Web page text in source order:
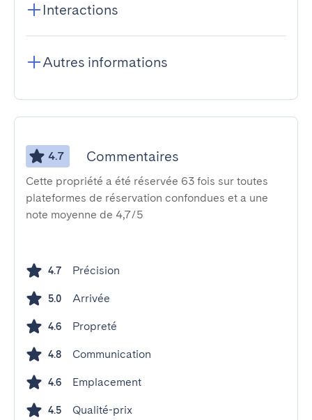
Interactions
Autres informations
4.7 Commentaires
Cette propriété a été réservée 63 fois sur toutes
plateformes de réservation confondues et a une
note moyenne de 4,7/5
4.7 Précision
5.0 Arrivée
4.6 Propreté
4.8 Communication
4.6 Emplacement
4.5 Qualité-prix